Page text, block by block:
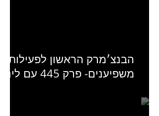
הבנצ׳מרק הראשון לפעילות
משפיענים- פרק 445 עם לינוי